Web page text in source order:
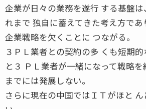
企業が日々の業務を遂行 する基盤
れまで 独自に蓄えてきた考え方で
企業戦略を欠くことに つながる。
３ＰＬ業者との契約の多 くも短期
と３ ＰＬ業者が一緒になって戦略
までには発展しない。
さらに現在の中国ではＩＴがほと